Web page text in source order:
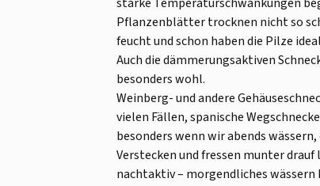
Pflanzenblätter trocknen nicht so
feucht und schon haben die Pilze
Auch die dämmerungsaktiven
besonders wohl.
Weinberg- und andere
vielen Fällen, spanische
besonders wenn wir abends
Verstecken und fressen munter drauf
nachtaktiv – morgendliches